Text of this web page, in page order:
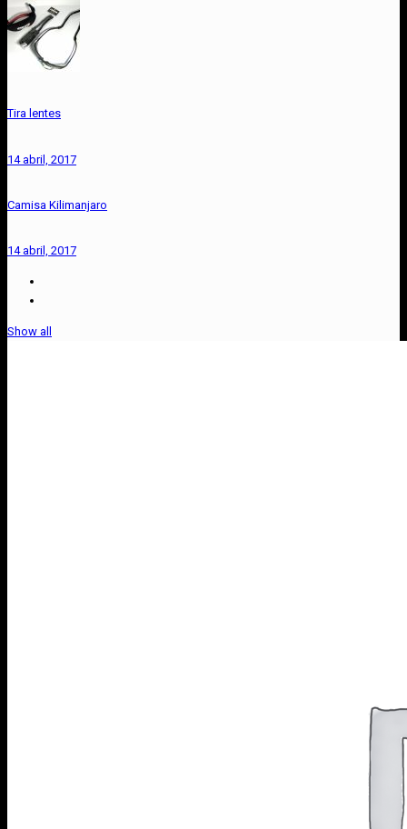
Tira lentes
14 abril, 2017
Camisa Kilimanjaro
14 abril, 2017
Show all